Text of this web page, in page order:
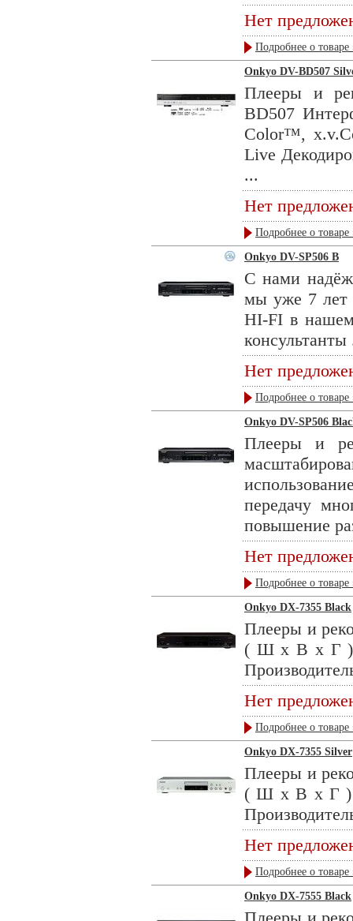
Нет
Подробнее о товаре
Onkyo DV-BD507
Плееры и
BD507
Color™,
Live
...
Нет
Подробнее о товаре
Onkyo DV-SP506 B
С нами
мы уже 7 лет
HI-FI в
консультанты
Нет
Подробнее о товаре
Onkyo DV-SP506
Плееры и
передачу
повышение
Нет
Подробнее о товаре
Onkyo DX-7355 Black
Плееры и
( Ш х В х Г )
Нет
Подробнее о товаре
Onkyo DX-7355 Silver
Плееры и
( Ш х В х Г )
Нет
Подробнее о товаре
Onkyo DX-7555 Black